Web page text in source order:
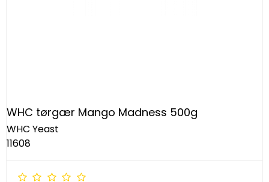
WHC tørgær Mango Madness 500g
WHC Yeast
11608